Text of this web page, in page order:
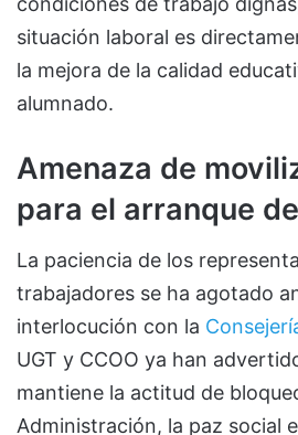
situación laboral es
la mejora de la calidad
alumnado.
Amenaza de
para el arranque
La paciencia de los
trabajadores se ha agotado
interlocución con la
UGT y CCOO ya han
mantiene la actitud de
Administración, la paz social